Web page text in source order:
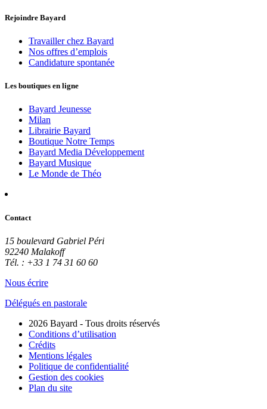
Rejoindre Bayard
Travailler chez Bayard
Nos offres d’emplois
Candidature spontanée
Les boutiques en ligne
Bayard Jeunesse
Milan
Librairie Bayard
Boutique Notre Temps
Bayard Media Développement
Bayard Musique
Le Monde de Théo
Contact
15 boulevard Gabriel Péri
92240 Malakoff
Tél. : +33 1 74 31 60 60
Nous écrire
Délégués en pastorale
2026 Bayard - Tous droits réservés
Conditions d’utilisation
Crédits
Mentions légales
Politique de confidentialité
Gestion des cookies
Plan du site